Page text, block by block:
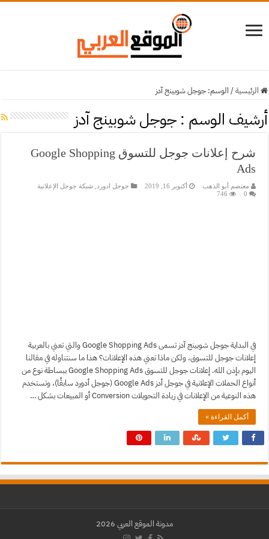
الرئيسية/ الوسم: جوجل شوبينج آدز
أرشيف الوسم : جوجل شوبينج آدز
شرح إعلانات جوجل للتسوق Google Shopping
Ads
معتصم أبو الذهب أكتوبر 16, 2019 جوجل ادورد
شبكة جوجل الإعلانية
0
746
في البداية جوجل شوبينج آدز تسمى Google Shopping Ads والتي تعني بالعربية
إعلانات جوجل للتسوق، ولكن ماذا تعني هذه الإعلانات؟ هذا ما سنتناوله في مقالنا
اليوم بإذن الله. إعلانات جوجل للتسوق Google Shopping Ads ببساطة نوع من
أنواع الحملات الإعلانية في جوجل أدز Google Ads (جوجل أدورد سابقًا)، وتستخدم
هذه النوعية من الإعلانات في زيادة التحويلات Conversion أو المبيعات بشكل …
أكمل القراءة »
مدونة الموقع العربي 2026